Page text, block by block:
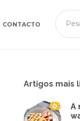
CONTACTO
Artigos mais
0
A